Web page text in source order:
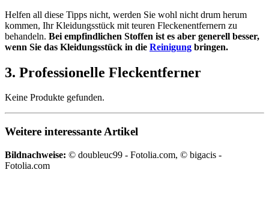
Helfen all diese Tipps nicht, werden Sie wohl nicht drum herum
kommen, Ihr Kleidungsstück mit teuren Fleckenentfernern zu
behandeln. Bei empfindlichen Stoffen ist es aber generell besser,
wenn Sie das Kleidungsstück in die Reinigung bringen.
3. Professionelle Fleckentferner
Keine Produkte gefunden.
Weitere interessante Artikel
Bildnachweise: © doubleuc99 - Fotolia.com, © bigacis -
Fotolia.com